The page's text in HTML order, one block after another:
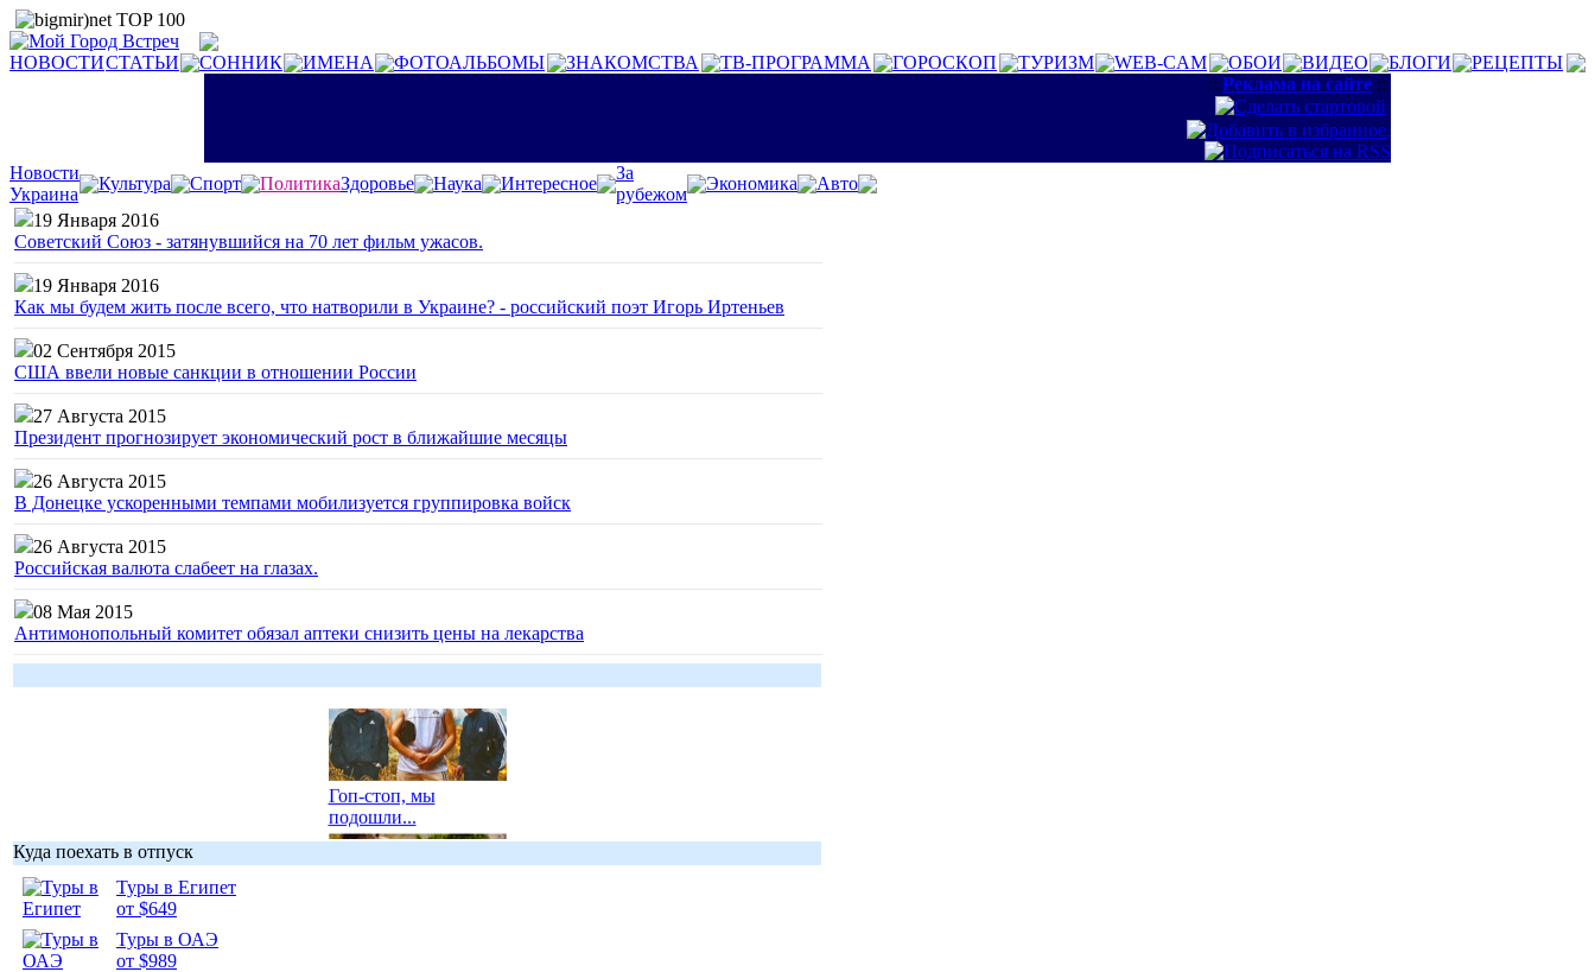
НОВОСТИСТАТЬИ СОННИК ИМЕНА ФОТОАЛЬБОМЫ ЗНАКОМСТВА ТВ-ПРОГРАММА ГОРОСКОП ТУРИЗМ WEB-CAM ОБОИ ВИДЕО БЛОГИ
РЕЦЕПТЫ
:: Реклама на сайте ::
Новости
Украина
Культура Спорт ПолитикаЗдоровье Наука Интересное
За
рубежом
Экономика
Авто
19 Января 2016
Советский Союз - затянувшийся на 70 лет фильм ужасов.
19 Января 2016
Как мы будем жить после всего, что натворили в Украине? - российский поэт Игорь Иртеньев
02 Сентября 2015
США ввели новые санкции в отношении России
27 Августа 2015
Президент прогнозирует экономический рост в ближайшие месяцы
26 Августа 2015
В Донецке ускоренными темпами мобилизуется группировка войск
26 Августа 2015
Российская валюта слабеет на глазах.
08 Мая 2015
Антимонопольный комитет обязал аптеки снизить цены на лекарства
Гоп-стоп, мы
подошли...
Куда поехать в отпуск
Туры в Египет
от $649
Туры в ОАЭ
от $989